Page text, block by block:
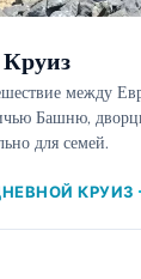
между
Башню,
для семей.
КРУИЗ